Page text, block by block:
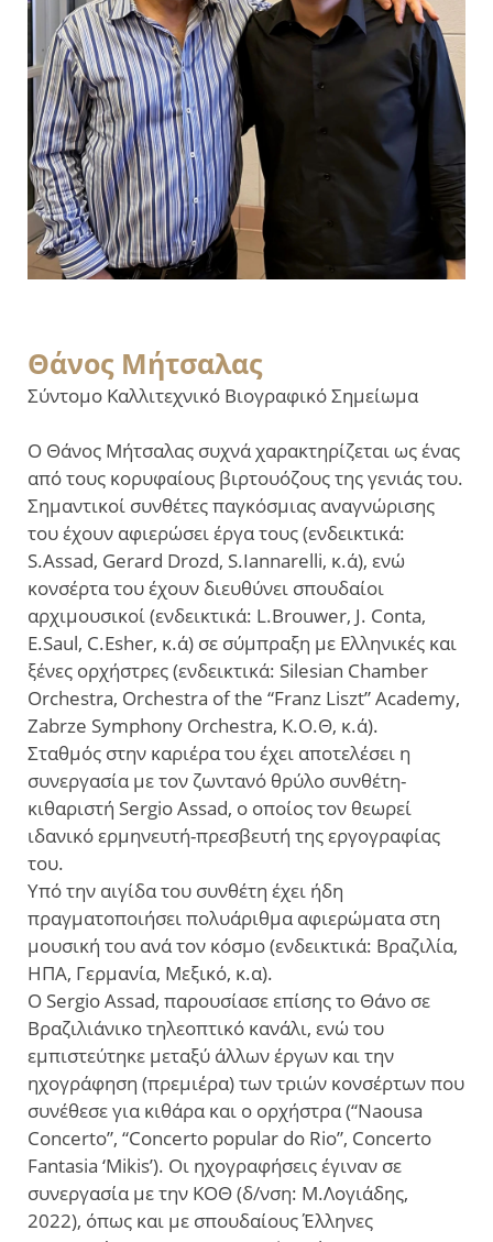
Θάνος Μήτσαλας
Σύντομο Καλλιτεχνικό Βιογραφικό Σημείωμα
Ο Θάνος Μήτσαλας συχνά χαρακτηρίζεται ως ένας
από τους κορυφαίους βιρτουόζους της γενιάς του.
Σημαντικοί συνθέτες παγκόσμιας αναγνώρισης
του έχουν αφιερώσει έργα τους (ενδεικτικά:
S.Assad, Gerard Drozd, S.Iannarelli, κ.ά), ενώ
κονσέρτα του έχουν διευθύνει σπουδαίοι
αρχιμουσικοί (ενδεικτικά: L.Βrouwer, J. Conta,
E.Saul, C.Esher, κ.ά) σε σύμπραξη με Ελληνικές και
ξένες ορχήστρες (ενδεικτικά: Silesian Chamber
Orchestra, Orchestra of the “Franz Liszt” Academy,
Zabrze Symphony Orchestra, K.Ο.Θ, κ.ά).
Σταθμός στην καριέρα του έχει αποτελέσει η
συνεργασία με τον ζωντανό θρύλο συνθέτη-
κιθαριστή Sergio Assad, ο οποίος τον θεωρεί
ιδανικό ερμηνευτή-πρεσβευτή της εργογραφίας
του.
Υπό την αιγίδα του συνθέτη έχει ήδη
πραγματοποιήσει πολυάριθμα αφιερώματα στη
μουσική του ανά τον κόσμο (ενδεικτικά: Βραζιλία,
ΗΠΑ, Γερμανία, Μεξικό, κ.α).
O Sergio Assad, παρουσίασε επίσης το Θάνο σε
Βραζιλιάνικο τηλεοπτικό κανάλι, ενώ του
εμπιστεύτηκε μεταξύ άλλων έργων και την
ηχογράφηση (πρεμιέρα) των τριών κονσέρτων που
συνέθεσε για κιθάρα και ο ορχήστρα (“Naousa
Concerto”, “Concerto popular do Rio”, Concerto
Fantasia ‘Mikis’). Οι ηχογραφήσεις έγιναν σε
συνεργασία με την ΚΟΘ (δ/νση: Μ.Λογιάδης,
2022), όπως και με σπουδαίους Έλληνες